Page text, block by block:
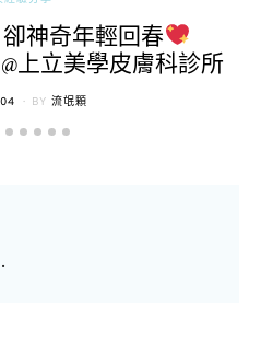
神奇年輕回春
上立美學皮膚科診所
BY 流氓顆